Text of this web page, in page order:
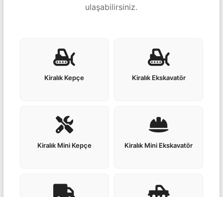
ulaşabilirsiniz.
Kiralık Kepçe Kiralık Ekskavatör
Kiralık Mini Kepçe Kiralık Mini Ekskavatör